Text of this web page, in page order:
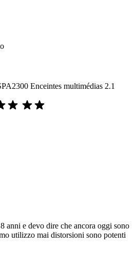
Enceintes multimédias 2.1
anni e devo dire che ancora oggi sono
utilizzo mai distorsioni sono potenti